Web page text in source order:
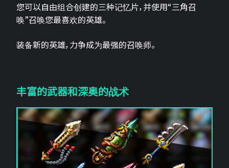
您可以自由组合创建的三种记忆片，并使用“三角召
唤”召唤您最喜欢的英雄。
装备新的英雄，力争成为最强的召唤师。
丰富的武器和深奥的战术